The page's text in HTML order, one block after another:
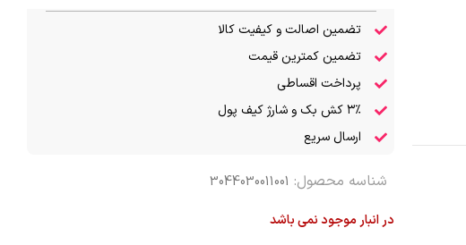
تضمین اصالت و کیفیت کالا
تضمین کمترین قیمت
پرداخت اقساطی
۳٪ کش بک و شارژ کیف پول
ارسال سریع
شناسه محصول: 3044030011001
در انبار موجود نمی باشد